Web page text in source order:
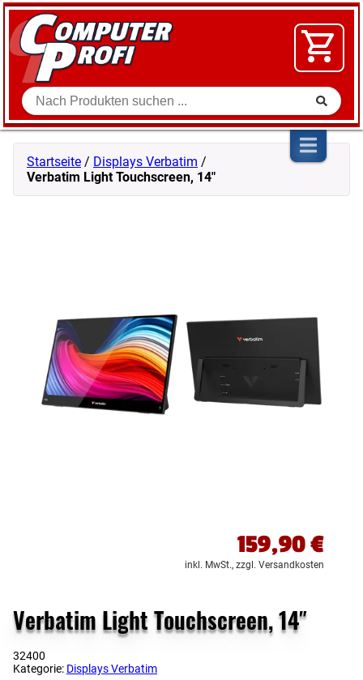
Zum Inhalt springen
Suche
SOFTWARE
VIDEO
SHOP
Startseite / Displays Verbatim /
Verbatim Light Touchscreen, 14″
159,90€
inkl. MwSt., zzgl. Versandkosten
Verbatim Light Touchscreen, 14″
32400
Kategorie: Displays Verbatim